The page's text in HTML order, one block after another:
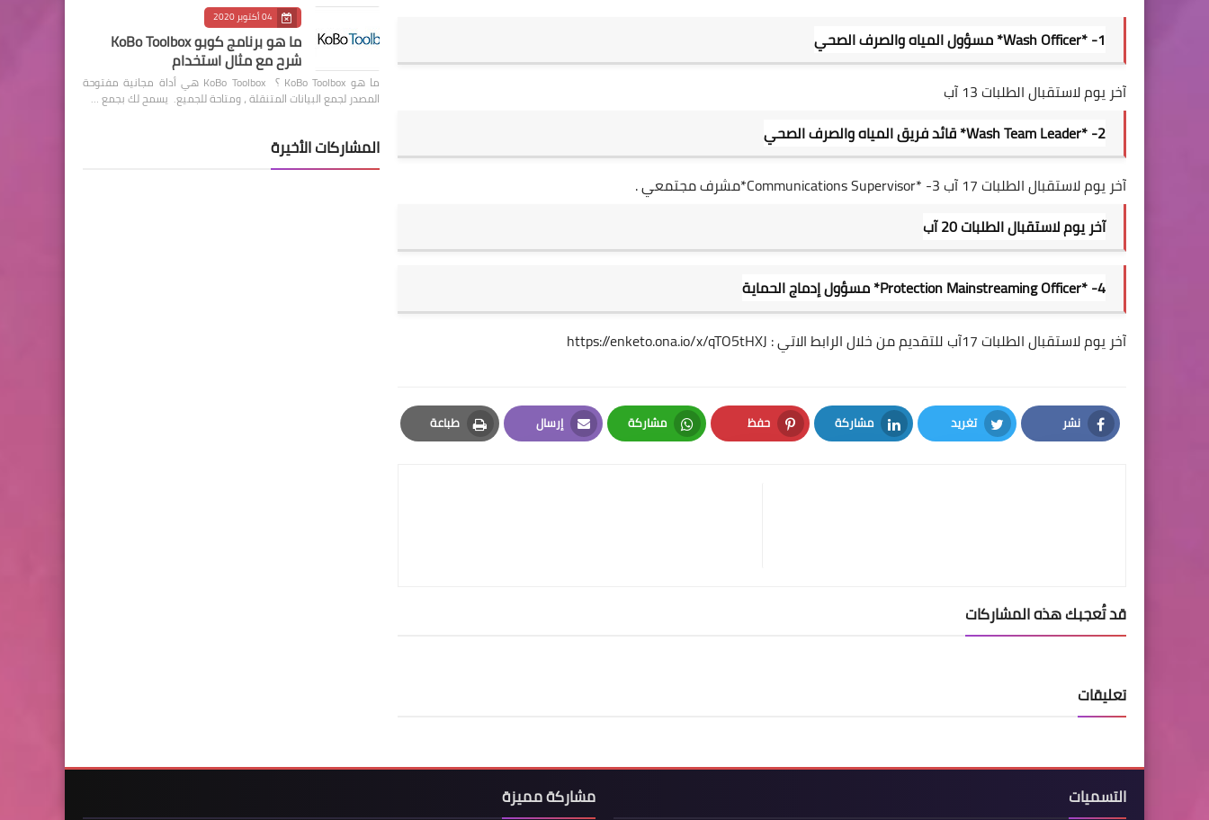
1- *Wash Officer* مسؤول المياه والصرف الصحي
آخر يوم لاستقبال الطلبات 13 آب
2- *Wash Team Leader* قائد فريق المياه والصرف الصحي
آخر يوم لاستقبال الطلبات 17 آب 3- *Communications Supervisor*مشرف مجتمعي .
آخر يوم لاستقبال الطلبات 20 آب
4- *Protection Mainstreaming Officer* مسؤول إدماج الحماية
آخر يوم لاستقبال الطلبات 17آب للتقديم من خلال الرابط الاتي :
https://enketo.ona.io/x/qTO5tHXJ
نشر
Facebook
تغريد
Twitter
مشاركة
LinkedIn
حفظ
Pinterest
مشاركة
Whatsapp
إرسال
Email
طباعة
Print
قد تُعجبك هذه المشاركات
تعليقات
04 أكتوبر 2020
ما هو برنامج كوبو KoBo Toolbox
شرح مع مثال استخدام
ما هو KoBo Toolbox ؟ KoBo Toolbox هي أداة مجانية مفتوحة
المصدر لجمع البيانات المتنقلة ، ومتاحة للجميع. يسمح لك بجمع …
المشاركات الأخيرة
التسميات مشاركة مميزة